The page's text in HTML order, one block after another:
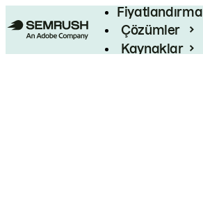
Fiyatlandırma
Çözümler
Kaynaklar